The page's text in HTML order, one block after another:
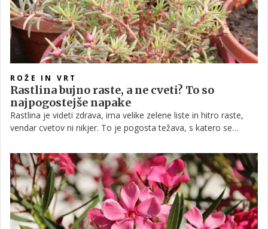
ROŽE IN VRT
Rastlina bujno raste, a ne cveti? To so
najpogostejše napake
Rastlina je videti zdrava, ima velike zelene liste in hitro raste,
vendar cvetov ni nikjer. To je pogosta težava, s katero se
temveč nepravilna svetloba, neustrezno gnojenje, napačno
zalivanje ali pogoji, ki rastlini ne omogočajo cvetenja.